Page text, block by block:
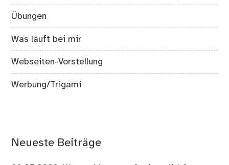
Übungen
Was läuft bei mir
Webseiten-Vorstellung
Werbung/Trigami
Neueste Beiträge